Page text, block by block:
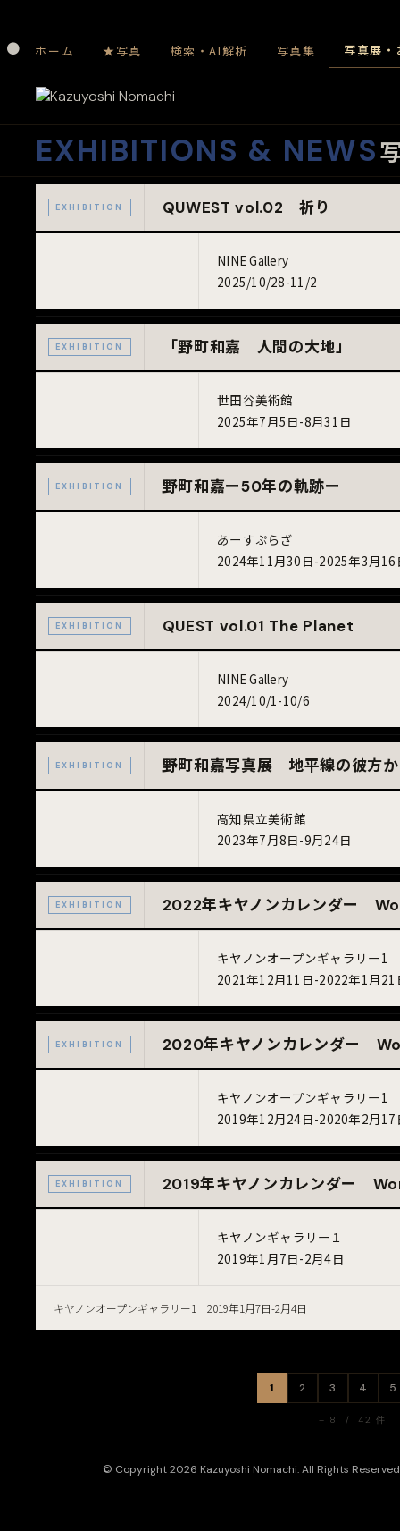
⚫️ ホーム ★写真 検索・AI解析 写真集 写真展
EXHIBITIONS & NEWS
EXHIBITION QUWEST vol.02 祈り
NINE Gallery
2025/10/28-11/2
EXHIBITION 「野町和嘉 人間の大地」
世田谷美術館
2025年7月5日-8月31日
EXHIBITION 野町和嘉ー50年の軌跡ー
あーすぷらざ
2024年11月30日-2025年3月16
EXHIBITION QUEST vol.01 The Planet
NINE Gallery
2024/10/1-10/6
EXHIBITION 野町和嘉写真展 地平線の彼方
高知県立美術館
2023年7月8日-9月24日
EXHIBITION 2022年キヤノンカレンダー
キヤノンオープンギャラリー
2021年12月11日-2022年1月21
EXHIBITION 2020年キヤノンカレンダー
キヤノンオープンギャラリー
2019年12月24日-2020年2月17
EXHIBITION 2019年キヤノンカレンダー
キヤノンギャラリー１
2019年1月7日-2月4日
キヤノンオープンギャラリー1 2019年1月7日-2月4日
1 2 3 4 5
1 – 8 / 42 件
© Copyright 2026 Kazuyoshi Nomachi. All Rights